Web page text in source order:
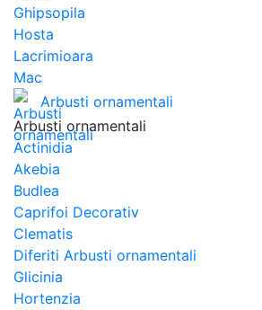
Ghipsopila
Hosta
Lacrimioara
Mac
Arbusti ornamentali
Arbusti ornamentali
Actinidia
Akebia
Budlea
Caprifoi Decorativ
Clematis
Diferiti Arbusti ornamentali
Glicinia
Hortenzia